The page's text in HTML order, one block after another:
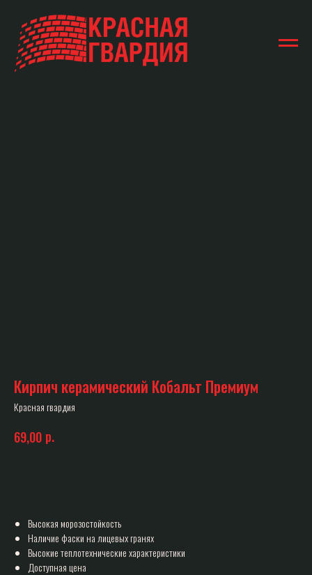
Кирпич керамический Кобальт Премиум
Красная гвардия
69,00 р.
Высокая морозостойкость
Наличие фаски на лицевых гранях
Высокие теплотехнические характеристики
Доступная цена